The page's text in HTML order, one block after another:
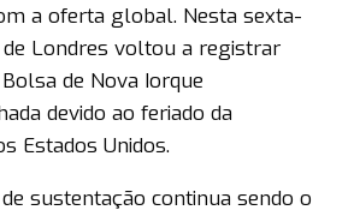
a oferta global. Nesta sexta-
de Londres voltou a registrar
de Nova Iorque
devido ao feriado da
Estados Unidos.
sustentação continua sendo o